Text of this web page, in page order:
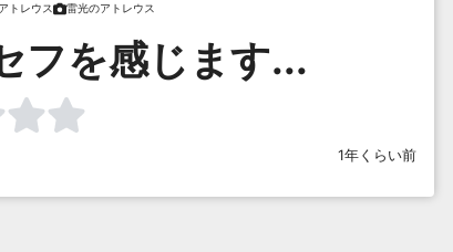
トレウス 雷光のアトレウス
フを感じます...
1年くらい前